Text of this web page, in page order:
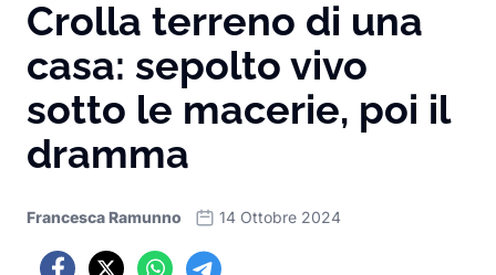
Crolla terreno di una
casa: sepolto vivo
sotto le macerie, poi il
dramma
Francesca Ramunno 14 Ottobre 2024